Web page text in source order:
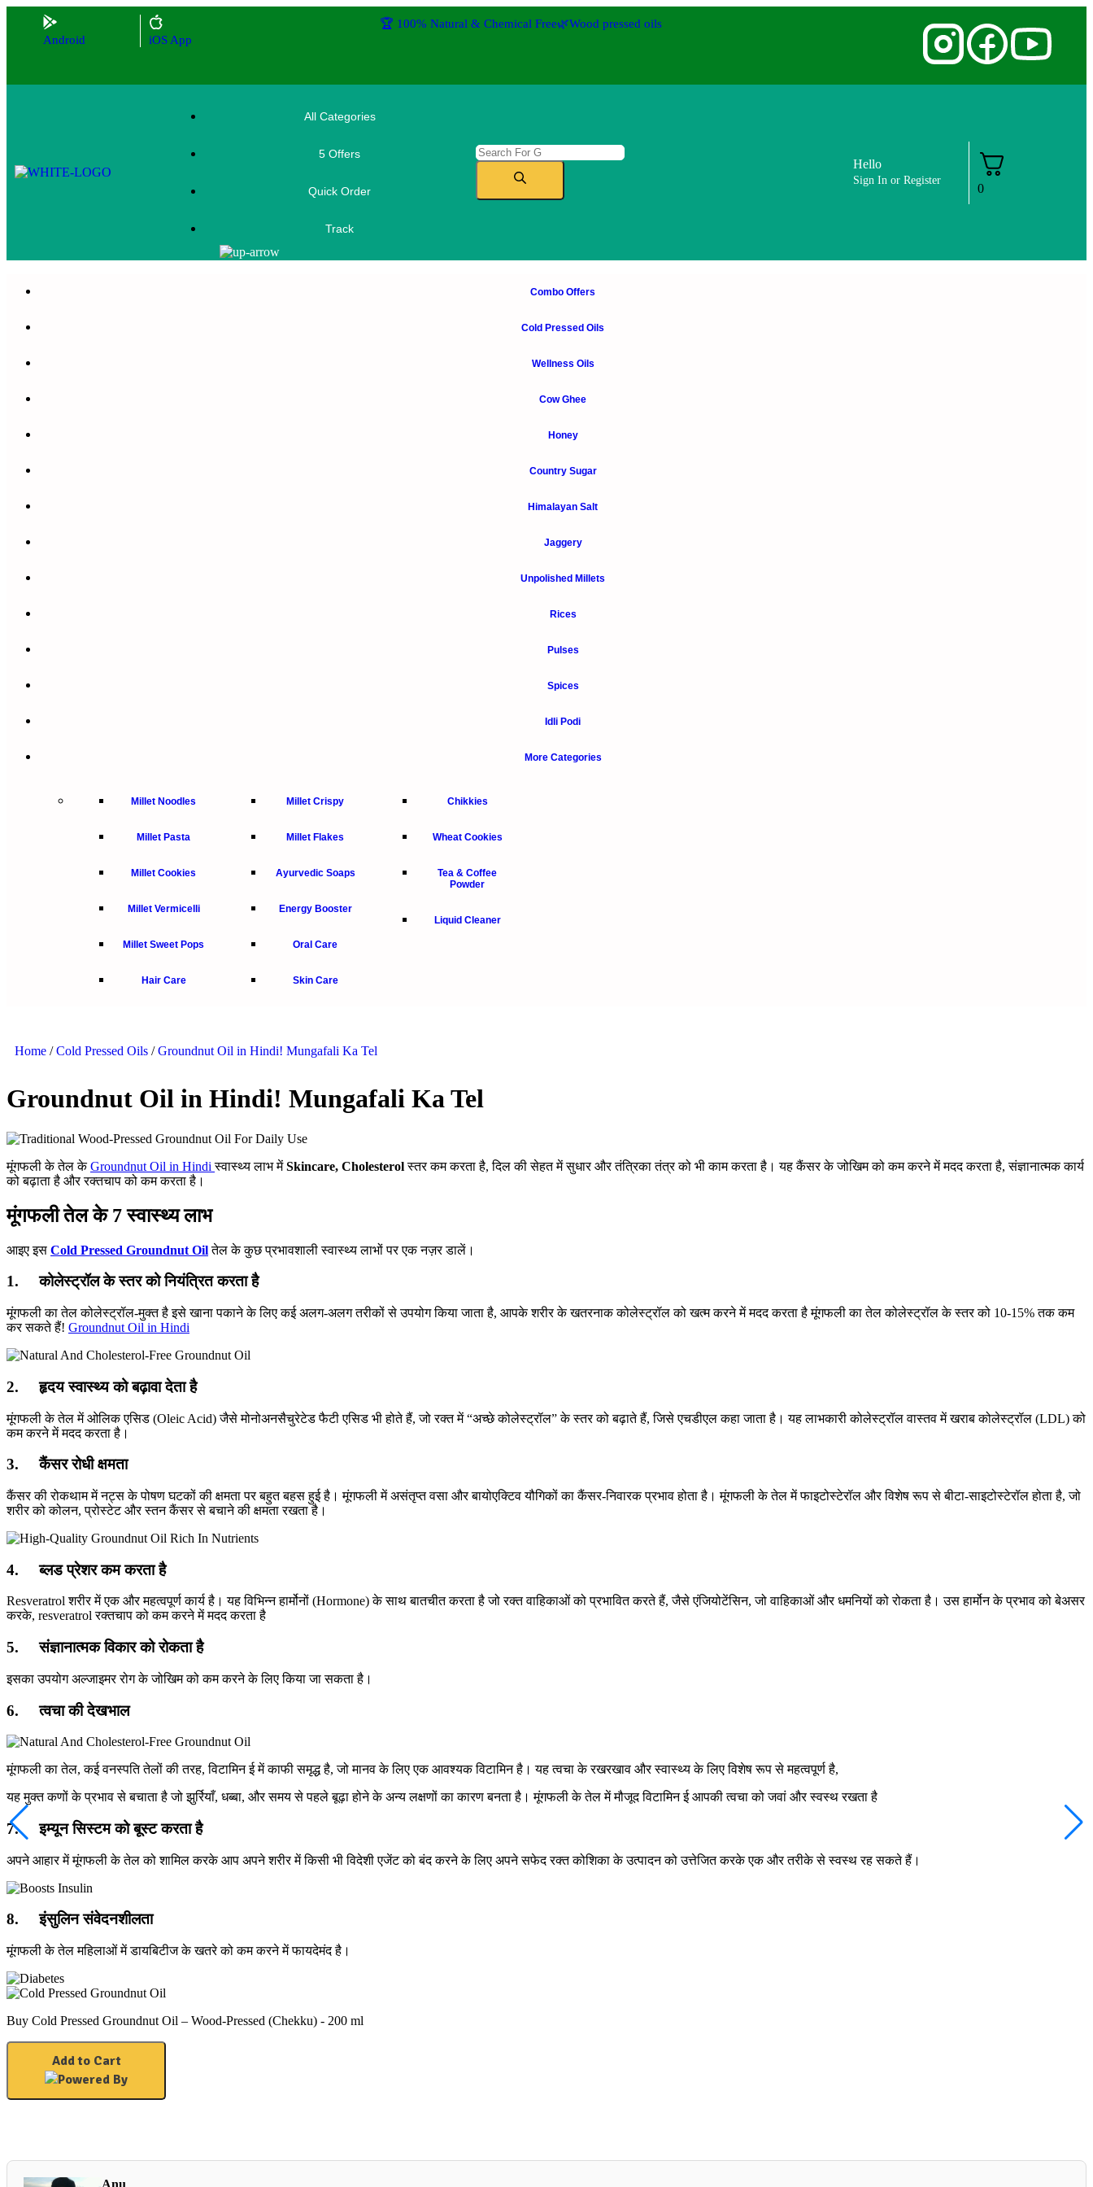
Android iOS App
🏆 100% Natural & Chemical Free🌿Wood pressed oils ✅ FSSAI Certified 🧪 Lab Tested 🔒
All Categories
5 Offers
Quick Order
Track
Hello
Sign In or Register
0
Combo Offers
Cold Pressed Oils
Wellness Oils
Cow Ghee
Honey
Country Sugar
Himalayan Salt
Jaggery
Unpolished Millets
Rices
Pulses
Spices
Idli Podi
More Categories
Millet Noodles
Millet Pasta
Millet Cookies
Millet Vermicelli
Millet Sweet Pops
Hair Care
Millet Crispy
Millet Flakes
Ayurvedic Soaps
Energy Booster
Oral Care
Skin Care
Chikkies
Wheat Cookies
Tea & Coffee
Powder
Liquid Cleaner
Home /Cold Pressed Oils /Groundnut Oil in Hindi! Mungafali Ka Tel
Groundnut Oil in Hindi! Mungafali Ka Tel
मूंगफली के तेल केGroundnut Oil in Hindiस्वास्थ्य लाभ मेंSkincare, Cholesterolस्तर कम करता है, दिल की सेहत में सुधार और तंत्रिका तंत्र को भी काम करता है। यह कैंसर के जोखिम को कम करने में मदद करता है, संज्ञानात्मक कार्य
को बढ़ाता है और रक्तचाप को कम करता है।
मूंगफली तेल के 7 स्वास्थ्य लाभ
आइए इस Cold Pressed Groundnut Oilतेल के कुछ प्रभावशाली स्वास्थ्य लाभों पर एक नज़र डालें।
1. कोलेस्ट्रॉल के स्तर को नियंत्रित करता है
मूंगफली का तेल कोलेस्ट्रॉल-मुक्त है इसे खाना पकाने के लिए कई अलग-अलग तरीकों से उपयोग किया जाता है, आपके शरीर के खतरनाक कोलेस्ट्रॉल को खत्म करने में मदद करता है मूंगफली का तेल कोलेस्ट्रॉल के स्तर को 10-15% तक कम
कर सकते हैं! Groundnut Oil in Hindi
2. हृदय स्वास्थ्य को बढ़ावा देता है
मूंगफली के तेल में ओलिक एसिड (Oleic Acid) जैसे मोनोअनसैचुरेटेड फैटी एसिड भी होते हैं, जो रक्त में “अच्छे कोलेस्ट्रॉल” के स्तर को बढ़ाते हैं, जिसे एचडीएल कहा जाता है। यह लाभकारी कोलेस्ट्रॉल वास्तव में खराब कोलेस्ट्रॉल (LDL) को
कम करने में मदद करता है।
3. कैंसर रोधी क्षमता
कैंसर की रोकथाम में नट्स के पोषण घटकों की क्षमता पर बहुत बहस हुई है। मूंगफली में असंतृप्त वसा और बायोएक्टिव यौगिकों का कैंसर-निवारक प्रभाव होता है। मूंगफली के तेल में फाइटोस्टेरॉल और विशेष रूप से बीटा-साइटोस्टेरॉल होता है, जो
शरीर को कोलन, प्रोस्टेट और स्तन कैंसर से बचाने की क्षमता रखता है।
4. ब्लड प्रेशर कम करता है
Resveratrol शरीर में एक और महत्वपूर्ण कार्य है। यह विभिन्न हार्मोनों (Hormone) के साथ बातचीत करता है जो रक्त वाहिकाओं को प्रभावित करते हैं, जैसे एंजियोटेंसिन, जो वाहिकाओं और धमनियों को रोकता है। उस हार्मोन के प्रभाव को बेअसर
करके, resveratrol रक्तचाप को कम करने में मदद करता है
5. संज्ञानात्मक विकार को रोकता है
इसका उपयोग अल्जाइमर रोग के जोखिम को कम करने के लिए किया जा सकता है।
6. त्वचा की देखभाल
मूंगफली का तेल, कई वनस्पति तेलों की तरह, विटामिन ई में काफी समृद्ध है, जो मानव के लिए एक आवश्यक विटामिन है। यह त्वचा के रखरखाव और स्वास्थ्य के लिए विशेष रूप से महत्वपूर्ण है,
यह मुक्त कणों के प्रभाव से बचाता है जो झुर्रियाँ, धब्बा, और समय से पहले बूढ़ा होने के अन्य लक्षणों का कारण बनता है। मूंगफली के तेल में मौजूद विटामिन ई आपकी त्वचा को जवां और स्वस्थ रखता है
7. इम्यून सिस्टम को बूस्ट करता है
अपने आहार में मूंगफली के तेल को शामिल करके आप अपने शरीर में किसी भी विदेशी एजेंट को बंद करने के लिए अपने सफेद रक्त कोशिका के उत्पादन को उत्तेजित करके एक और तरीके से स्वस्थ रह सकते हैं।
8. इंसुलिन संवेदनशीलता
मूंगफली के तेल महिलाओं में डायबिटीज के खतरे को कम करने में फायदेमंद है।
Buy Cold Pressed Groundnut Oil – Wood-Pressed (Chekku) - 200 ml
Add to Cart